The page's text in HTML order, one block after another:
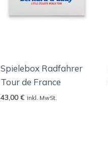
Spielebox Radfahrer
Tour de France
43,00€ inkl. MwSt.